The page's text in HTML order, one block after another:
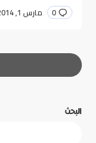
0 مارس 1, 2014
البحث